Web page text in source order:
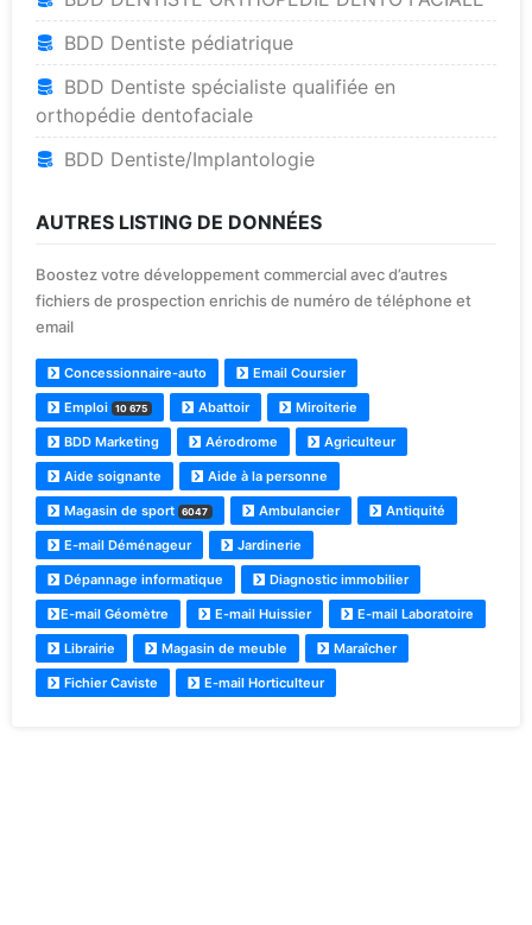
BDD Dentiste pédiatrique
BDD Dentiste spécialiste qualifiée en
orthopédie dentofaciale
BDD Dentiste/Implantologie
AUTRES LISTING DE DONNÉES
Boostez votre développement commercial avec d’autres
fichiers de prospection enrichis de numéro de téléphone et
email
Concessionnaire-auto Email Coursier
Emploi 10 675 Abattoir Miroiterie
BDD Marketing Aérodrome Agriculteur
Aide soignante Aide à la personne
Magasin de sport 6047 Ambulancier Antiquité
E-mail Déménageur Jardinerie
Dépannage informatique Diagnostic immobilier
E-mail Géomètre E-mail Huissier E-mail Laboratoire
Librairie Magasin de meuble Maraîcher
Fichier Caviste E-mail Horticulteur